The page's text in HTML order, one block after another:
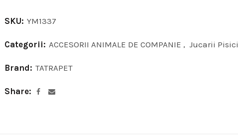
SKU: YM1337
Categorii: ACCESORII ANIMALE DE COMPANIE , Jucarii Pisici
Brand: TATRAPET
Share